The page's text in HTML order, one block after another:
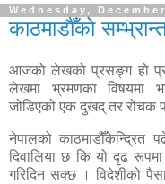
Wednesday,
काठमाडौँको
आजको लेखको प्रसङ्ग हो
लेखमा भ्रमणका विषयमा
जोडिएको एक दुखद् तर रोचक
नेपालको काठमाडौँकेन्द्रित
दिवालिया छ कि यो दृढ
गरिदिन सक्छ । विदेशीको